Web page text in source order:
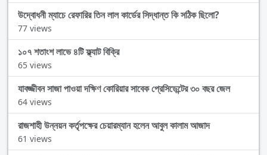
উদ্বোধনী ম্যাচে রেফারির তিন লাল কার্ডের সিদ্ধান্ত কি সঠিক ছিলো?
77 views
১০৭ শতাংশ লাভে ৪টি ফ্ল্যাট বিক্রি
65 views
যাবজ্জীবন সাজা পাওয়া দক্ষিণ কোরিয়ার সাবেক প্রেসিডেন্টের ৩০ বছর জেল
64 views
রাজশাহী উন্নয়ন কর্তৃপক্ষের চেয়ারম্যান হলেন আবুল কালাম আজাদ
61 views